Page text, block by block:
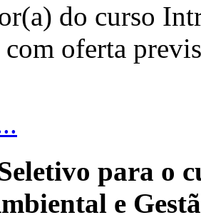
do curso
oferta
para o
e